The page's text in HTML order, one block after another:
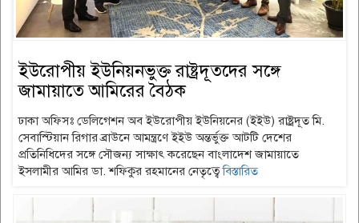
ইউরোপীয় ইউনিয়নভুক্ত রাষ্ট্রদূতদের সঙ্গে
জামায়াতে আমিরের বৈঠক
ঢাকা অফিসঃ ডেলিগেশন অব ইউরোপীয় ইউনিয়নের (ইইউ) রাষ্ট্রদূত মি.
সেবাস্টিয়ান রিগার ব্রাউনে আমন্ত্রণে ইইউ অন্তর্ভুক্ত আটটি দেশের
প্রতিনিধিদের সঙ্গে সৌজন্য সাক্ষাৎ করেছেন বাংলাদেশ জামায়াতে
ইসলামীর আমির ডা. শফিকুর রহমানের নেতৃত্বেবিস্তারিত